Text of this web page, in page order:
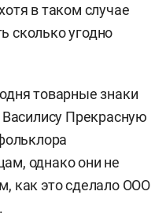
в таком случае
сколько угодно
товарные знаки
Прекрасную
однако они не
как это сделало ООО